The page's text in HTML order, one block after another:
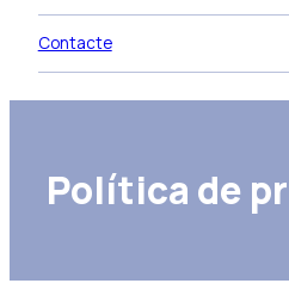
Contacte
Política de